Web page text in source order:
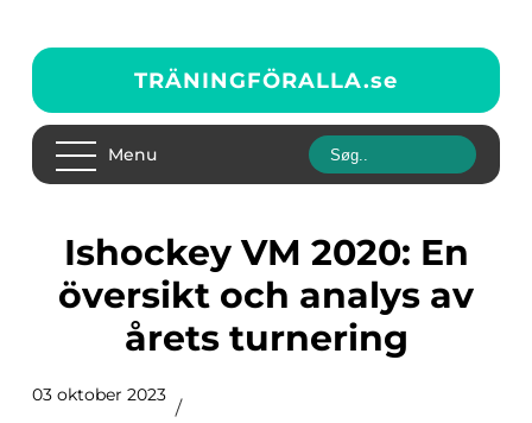
TRÄNINGFÖRALLA.se
Menu
Ishockey VM 2020: En
översikt och analys av
årets turnering
03 oktober 2023